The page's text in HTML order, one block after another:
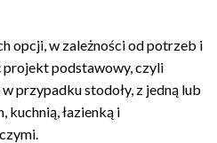
do
opcji, w zależności od potrzeb i
podstawowy, czyli
przypadku stodoły, z jedną lub
kuchnią, łazienką i